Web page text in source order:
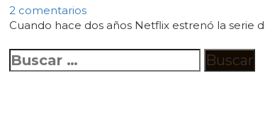
2 comentarios
Cuando hace dos años Netflix estrenó la serie
Buscar: